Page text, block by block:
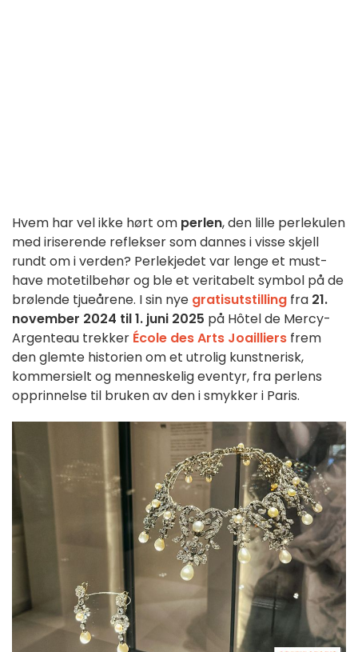
Hvem har vel ikke hørt om perlen, den lille perlekulen
med iriserende reflekser som dannes i visse skjell
rundt om i verden? Perlekjedet var lenge et must-
have motetilbehør og ble et veritabelt symbol på de
brølende tjueårene. I sin nye gratisutstilling fra 21.
november 2024 til 1. juni 2025 på Hôtel de Mercy-
Argenteau trekker École des Arts Joailliers frem
den glemte historien om et utrolig kunstnerisk,
kommersielt og menneskelig eventyr, fra perlens
opprinnelse til bruken av den i smykker i Paris.